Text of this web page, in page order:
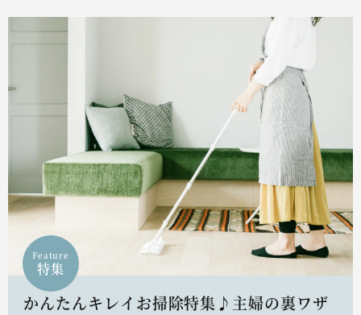
Feature
特集
かんたんキレイお掃除特集♪主婦の裏ワザ